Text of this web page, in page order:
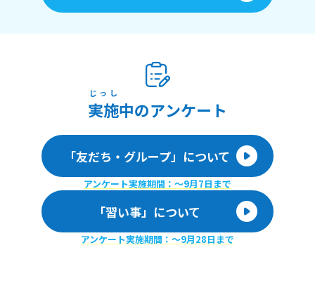
実施
じっし
中のアンケート
「友だち・グループ」について
アンケート実施期間：〜9月7日まで
「習い事」について
アンケート実施期間：〜9月28日まで